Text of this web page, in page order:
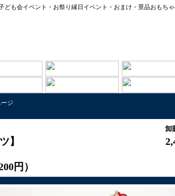
ども会イベント・お祭り縁日イベント・おまけ・景品おもち
ジ
】
円）
卸